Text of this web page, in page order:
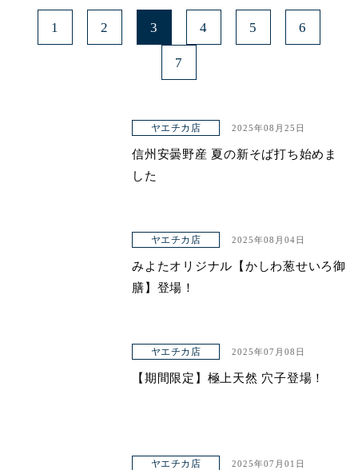
1 2 3 4 5 6
7
ヤエチカ店 2025年08月25日
信州安曇野産 夏の新そば打ち始めま
した
ヤエチカ店 2025年08月04日
みよたオリジナル【かしわ葱せいろ御
膳】登場！
ヤエチカ店 2025年07月08日
【期間限定】極上天然 穴子登場！
ヤエチカ店 2025年07月01日